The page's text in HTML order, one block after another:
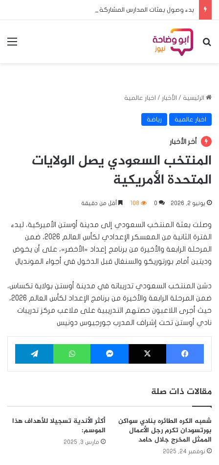
بحث عن
الرئيسية / الأخبار / اخبار عالمية
اخبار عالمية رياضة
أخر الأخبار
المنتخب السعودي يصل الولايات
المتحدة الأمريكية
يونيو 2, 2026 0
108 أقل من دقيقة
وصلت بعثة المنتخب السعودي إلى مدينة أوستن الأميركية، لبدء
الفترة الثانية من المعسكر الإعدادي لكأس العالم 2026، ضمن
المرحلة الرابعة والأخيرة من برنامج إعداد «الأخضر»، على أن يخوض
وديتين أمام بورتوريكو والسنغال قبل الدخول في أجواء المونديال
دشن المنتخب السعودي تدريباته في مدينة أوستن بولاية تكساس،
ضمن المرحلة الرابعة والأخيرة من برنامج الإعداد لكأس العالم 2026،
حيث أجرى اللاعبون حصتهم التدريبية على ملاعب مركز تدريبات
نادي أوستن تحت إشراف المدرب جورجيوس دونيس
فيسبوك ‫X ماسنجر واتساب
مقالات ذات صلة
شعبه الكره الطائره بنادي سواكن
بورتسودان تكرم رجل الأعمال
الممثل المخرج جلال حامد
نوفمبر 24, 2025
أكثر الأندية تسجيلا للأهداف هذا
الموسم:
مارس 3, 2025